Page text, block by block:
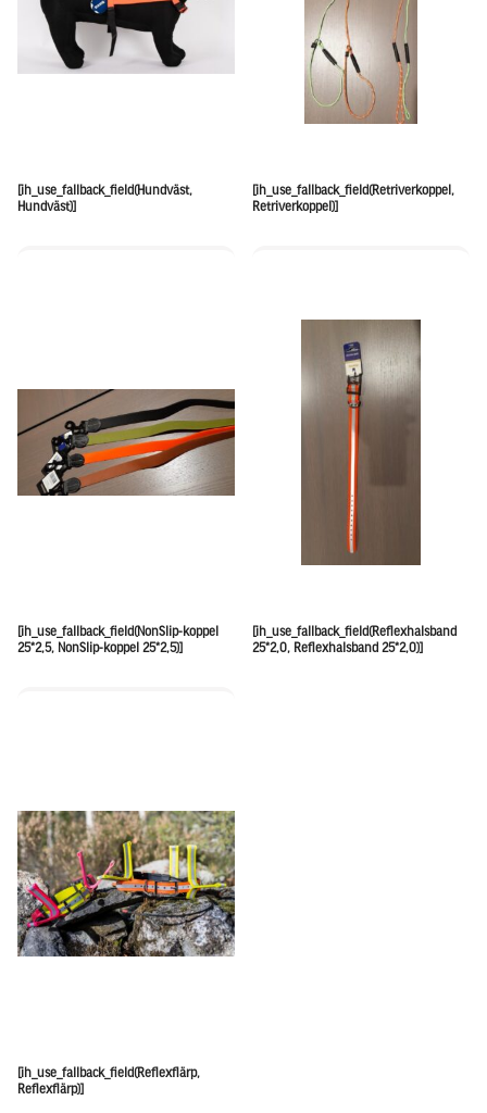
[ih_use_fallback_field(Hundväst,
Hundväst)]
[ih_use_fallback_field(Retriverkoppel,
Retriverkoppel)]
[ih_use_fallback_field(NonSlip-koppel
25*2,5, NonSlip-koppel 25*2,5)]
[ih_use_fallback_field(Reflexhalsband
25*2,0, Reflexhalsband 25*2,0)]
[ih_use_fallback_field(Reflexflärp,
Reflexflärp)]